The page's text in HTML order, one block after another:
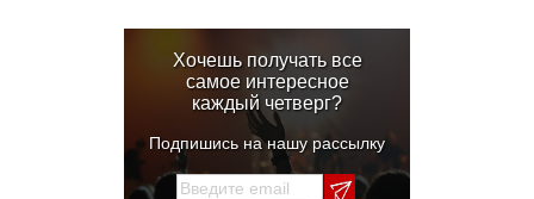
Хочешь получать все
самое интересное
каждый четверг?
Подпишись на нашу рассылку